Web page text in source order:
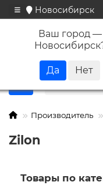
Новосибирск
Ваш город —
Новосибирск
Производитель
Zilon
Товары по